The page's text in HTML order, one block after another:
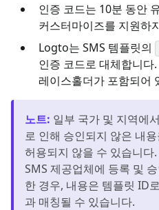
인증 코드는 10분 동안
커스터마이즈를 지원하
Logto는 SMS 템플릿의
인증 코드로 대체합니
레이스홀더가 포함되어
노트: 일부 국가 및 지역에
로 인해 승인되지 않은 내
허용되지 않을 수 있습니다
SMS 제공업체에 등록 및
한 경우, 내용은 템플릿 ID
과 매칭될 수 있습니다.